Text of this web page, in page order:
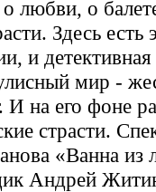
любви, о
Здесь есть
и
мир -
И на его фоне
страсти.
«Ванна из
Андрей